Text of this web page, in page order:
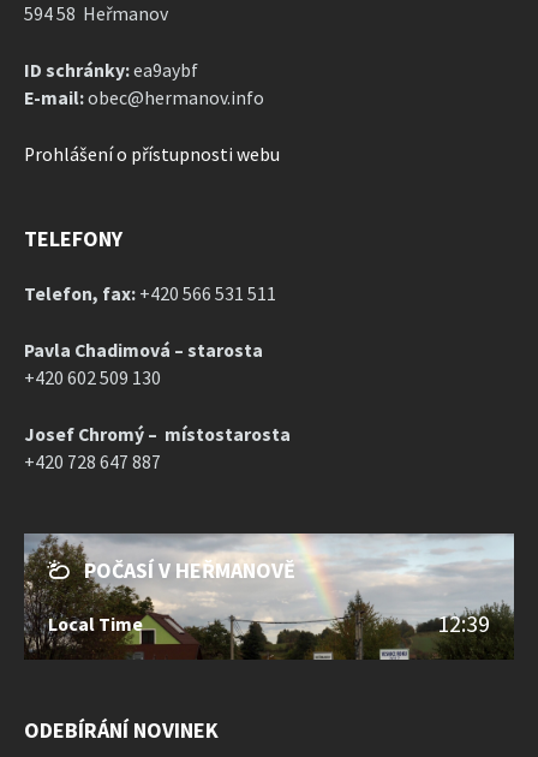
594 58 Heřmanov
ID schránky:ea9aybf
E-mail:obec@hermanov.info
Prohlášení o přístupnosti webu
TELEFONY
Telefon, fax: +420 566 531 511
Pavla Chadimová – starosta
+420 602 509 130
Josef Chromý – místostarosta
+420 728 647 887
POČASÍ V HEŘMANOVĚ
Local Time 12:39
ODEBÍRÁNÍ NOVINEK